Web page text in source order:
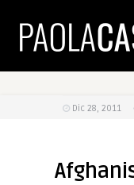
Dic 28, 2011